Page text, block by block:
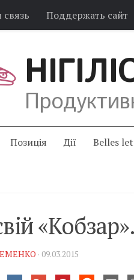
Поддержать сайт
Позиція Дії Belles
· 09.03.2015